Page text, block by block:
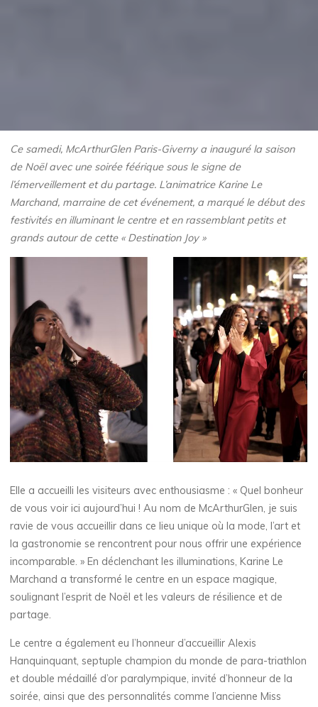
Ce samedi, McArthurGlen Paris-Giverny a inauguré la saison
de Noël avec une soirée féérique sous le signe de
l’émerveillement et du partage. L’animatrice Karine Le
Marchand, marraine de cet événement, a marqué le début des
festivités en illuminant le centre et en rassemblant petits et
grands autour de cette « Destination Joy »
Elle a accueilli les visiteurs avec enthousiasme : « Quel bonheur
de vous voir ici aujourd’hui ! Au nom de McArthurGlen, je suis
ravie de vous accueillir dans ce lieu unique où la mode, l’art et
la gastronomie se rencontrent pour nous offrir une expérience
incomparable. » En déclenchant les illuminations, Karine Le
Marchand a transformé le centre en un espace magique,
soulignant l’esprit de Noël et les valeurs de résilience et de
partage.
Le centre a également eu l’honneur d’accueillir Alexis
Hanquinquant, septuple champion du monde de para-triathlon
et double médaillé d’or paralympique, invité d’honneur de la
soirée, ainsi que des personnalités comme l’ancienne Miss